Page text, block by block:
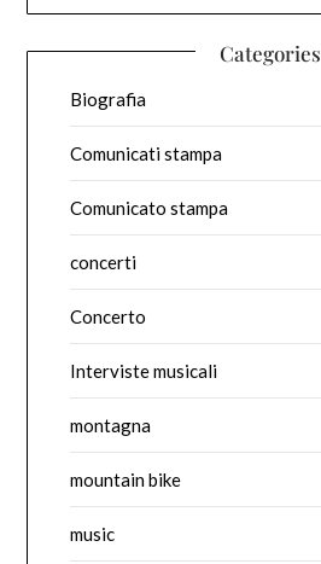
Categories
Biografia
Comunicati stampa
Comunicato stampa
concerti
Concerto
Interviste musicali
montagna
mountain bike
music